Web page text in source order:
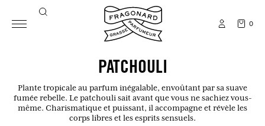
0
PATCHOULI
Plante tropicale au parfum inégalable, envoûtant par sa suave
fumée rebelle. Le patchouli sait avant que vous ne sachiez vous-
même. Charismatique et puissant, il accompagne et révèle les
corps libres et les esprits sensuels.